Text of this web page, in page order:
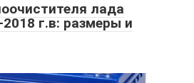
лада
г.в: размеры и